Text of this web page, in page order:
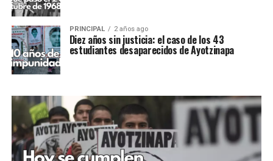
PRINCIPAL 2 años ago
Diez años sin justicia: el caso de los 43
estudiantes desaparecidos de Ayotzinapa